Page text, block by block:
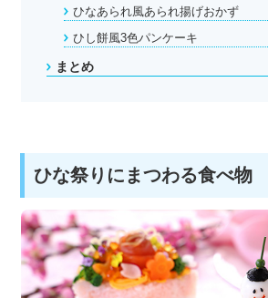
ひなあられ風あられ揚げおかず
ひし餅風3色パンケーキ
まとめ
ひな祭りにまつわる食べ物